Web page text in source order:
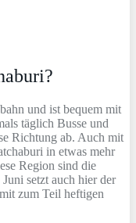
und ist bequem mit
täglich Busse und
Richtung ab. Auch mit
in etwas mehr
Region sind die
setzt auch hier der
zum Teil heftigen